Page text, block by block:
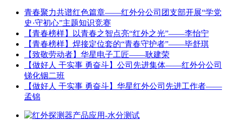
青春聚力共谱红色篇章——红外分公司团支部开展“学党
史·守初心”主题知识竞赛
【青春榜样】以青春之智点亮“红外之光”——李怡宁
【青春榜样】焊接定位套的“青春守护者”——毕舒琪
【致敬劳动者】华星电子工匠——耿建荣
【做好人 干实事 勇奋斗】公司先进集体——红外分公司
锑化铟二班
【做好人 干实事 勇奋斗】华星红外公司先进工作者——
孟锦